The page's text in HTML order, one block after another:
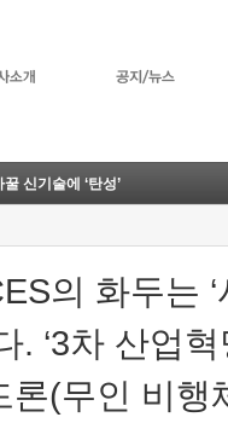
신기술에 ‘탄성’
의 화두는
. ‘3차 산업
론(무인 비